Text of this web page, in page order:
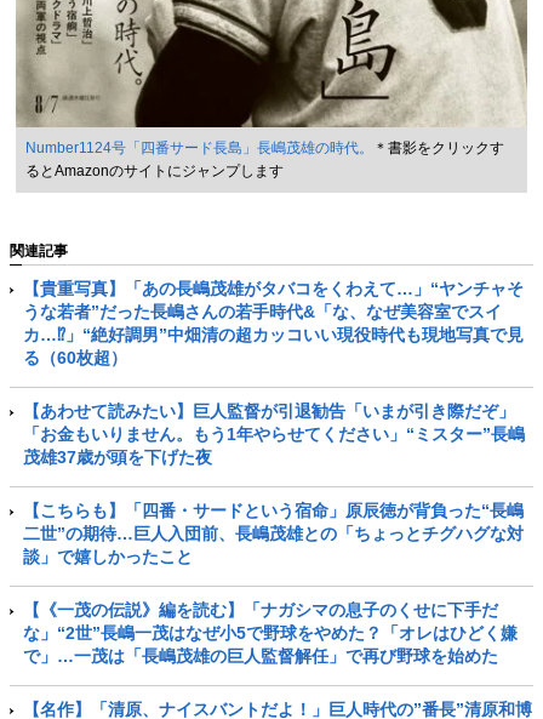
Number1124号「四番サード長島」長嶋茂雄の時代。
＊書影をクリックす
るとAmazonのサイトにジャンプします
関連記事
【貴重写真】「あの長嶋茂雄がタバコをくわえて…」“ヤンチャそ
うな若者”だった長嶋さんの若手時代&「な、なぜ美容室でスイ
カ…⁉」“絶好調男”中畑清の超カッコいい現役時代も現地写真で見
る（60枚超）
【あわせて読みたい】巨人監督が引退勧告「いまが引き際だぞ」
「お金もいりません。もう1年やらせてください」“ミスター”長嶋
茂雄37歳が頭を下げた夜
【こちらも】「四番・サードという宿命」原辰徳が背負った“長嶋
二世”の期待…巨人入団前、長嶋茂雄との「ちょっとチグハグな対
談」で嬉しかったこと
【《一茂の伝説》編を読む】「ナガシマの息子のくせに下手だ
な」“2世”長嶋一茂はなぜ小5で野球をやめた？「オレはひどく嫌
で」…一茂は「長嶋茂雄の巨人監督解任」で再び野球を始めた
【名作】「清原、ナイスバントだよ！」巨人時代の”番長”清原和博